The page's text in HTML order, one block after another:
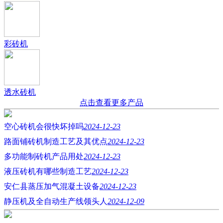
彩砖机
透水砖机
点击查看更多产品
空心砖机会很快坏掉吗2024-12-23
路面铺砖机制造工艺及其优点2024-12-23
多功能制砖机产品用处2024-12-23
液压砖机有哪些制造工艺2024-12-23
安仁县蒸压加气混凝土设备2024-12-23
静压机及全自动生产线领头人 2024-12-09